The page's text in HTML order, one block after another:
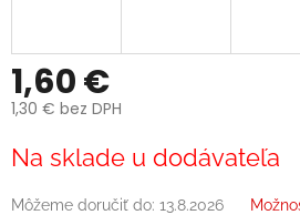
1,60 €
1,30 € bez DPH
cena:
Na sklade u dodávateľa
Môžeme doručiť do: 13.8.2026